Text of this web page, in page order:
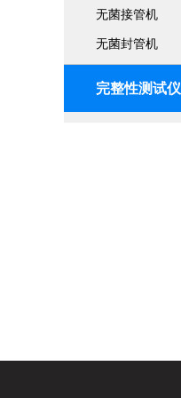
无菌接管机
无菌封管机
完整性测试仪